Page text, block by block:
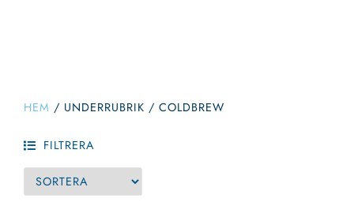
HEM / UNDERRUBRIK / COLDBREW
FILTRERA